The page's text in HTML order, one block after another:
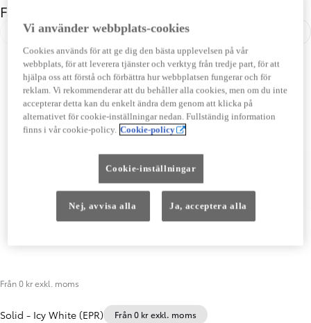
Färg
Från 0 kr exkl. moms
Solid - Icy White (EPR) Från 0 kr exkl. moms
Vi använder webbplats-cookies
Cookies används för att ge dig den bästa upplevelsen på vår
webbplats, för att leverera tjänster och verktyg från tredje part, för att
hjälpa oss att förstå och förbättra hur webbplatsen fungerar och för
reklam. Vi rekommenderar att du behåller alla cookies, men om du inte
accepterar detta kan du enkelt ändra dem genom att klicka på
alternativet för cookie-inställningar nedan. Fullständig information
finns i vår cookie-policy. Cookie-policy
Cookie-inställningar
Nej, avvisa alla Ja, acceptera alla